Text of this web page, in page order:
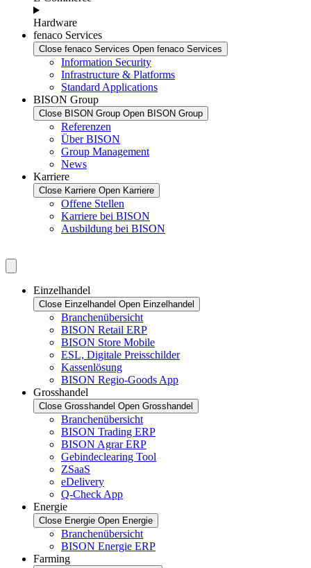
Hardware
fenaco Services
Close fenaco Services Open fenaco Services
Information Security
Infrastructure & Platforms
Standard Applications
BISON Group
Close BISON Group Open BISON Group
Referenzen
Über BISON
Group Management
News
Karriere
Close Karriere Open Karriere
Offene Stellen
Karriere bei BISON
Ausbildung bei BISON
Einzelhandel
Close Einzelhandel Open Einzelhandel
Branchenübersicht
BISON Retail ERP
BISON Store Mobile
ESL, Digitale Preisschilder
Kassenlösung
BISON Regio-Goods App
Grosshandel
Close Grosshandel Open Grosshandel
Branchenübersicht
BISON Trading ERP
BISON Agrar ERP
Gebindeclearing Tool
ZSaaS
eDelivery
Q-Check App
Energie
Close Energie Open Energie
Branchenübersicht
BISON Energie ERP
Farming